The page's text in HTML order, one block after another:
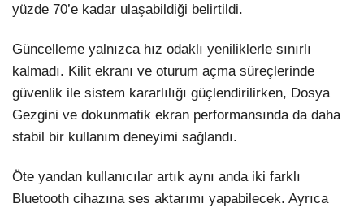
Instagram
yüzde 70’e kadar ulaşabildiği belirtildi.
Güncelleme yalnızca hız odaklı yeniliklerle sınırlı
kalmadı. Kilit ekranı ve oturum açma süreçlerinde
güvenlik ile sistem kararlılığı güçlendirilirken, Dosya
Gezgini ve dokunmatik ekran performansında da daha
stabil bir kullanım deneyimi sağlandı.
Öte yandan kullanıcılar artık aynı anda iki farklı
Bluetooth cihazına ses aktarımı yapabilecek. Ayrıca